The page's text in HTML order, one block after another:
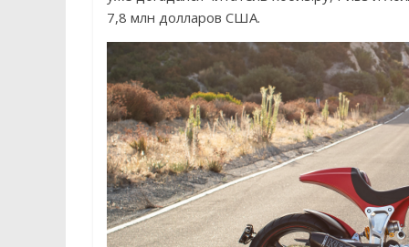
7,8 млн долларов США.